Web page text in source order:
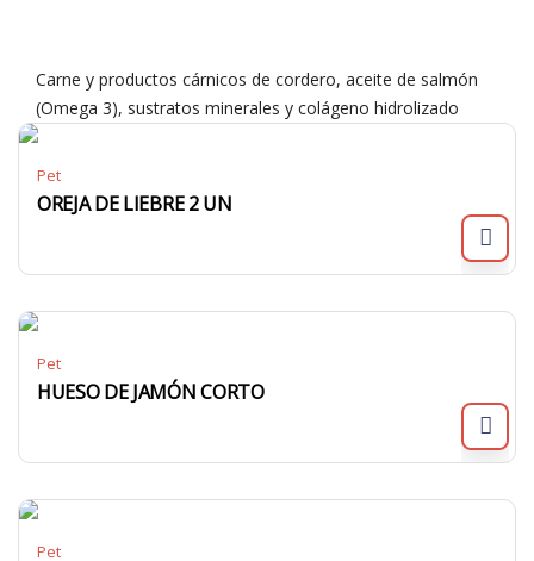
Carne y productos cárnicos de cordero, aceite de salmón
(Omega 3), sustratos minerales y colágeno hidrolizado
Pet
OREJA DE LIEBRE 2 UN
Pet
HUESO DE JAMÓN CORTO
Pet